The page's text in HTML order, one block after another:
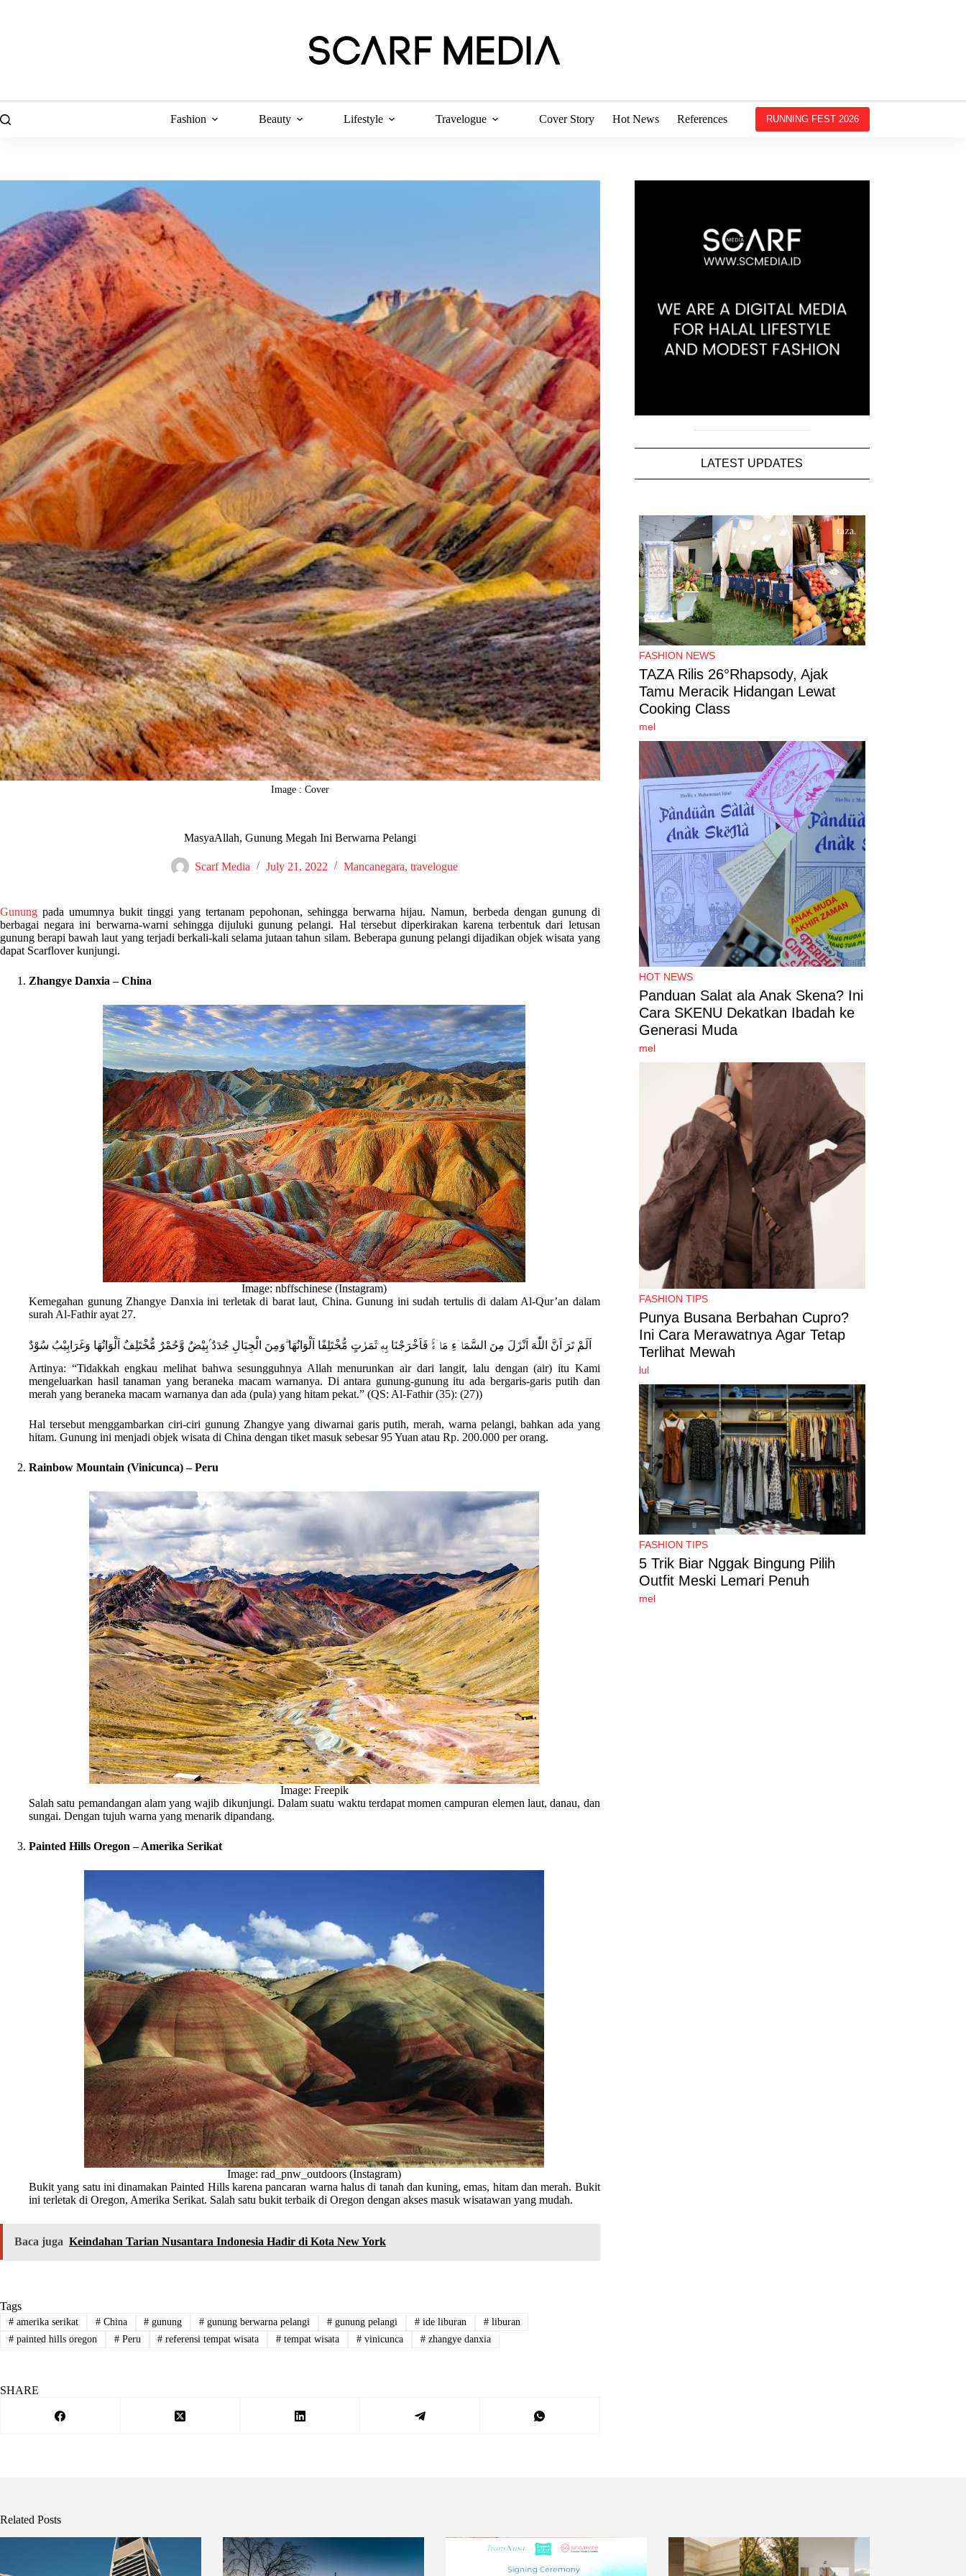
Fashion Beauty Lifestyle Travelogue Cover Story Hot News References RUNNING FEST 2026
Image : Cover
MasyaAllah, Gunung Megah Ini Berwarna Pelangi
Scarf Media July 21, 2022 Mancanegara, travelogue
Gunung pada umumnya bukit tinggi yang tertanam pepohonan, sehingga berwarna hijau. Namun, berbeda dengan gunung di
berbagai negara ini berwarna-warni sehingga dijuluki gunung pelangi. Hal tersebut diperkirakan karena terbentuk dari letusan
gunung berapi bawah laut yang terjadi berkali-kali selama jutaan tahun silam. Beberapa gunung pelangi dijadikan objek wisata yang
dapat Scarflover kunjungi.
Zhangye Danxia – China
Image: nbffschinese (Instagram)
Kemegahan gunung Zhangye Danxia ini terletak di barat laut, China. Gunung ini sudah tertulis di dalam Al-Qur’an dalam
surah Al-Fathir ayat 27.
اَلَمْ تَرَ اَنَّ اللّٰهَ اَنْزَلَ مِنَ السَّمَاۤءِ مَاۤءًۚ فَاَخْرَجْنَا بِهٖ ثَمَرٰتٍ مُّخْتَلِفًا اَلْوَانُهَا ۗوَمِنَ الْجِبَالِ جُدَدٌ ۢبِيْضٌ وَّحُمْرٌ مُّخْتَلِفٌ اَلْوَانُهَا وَغَرَابِيْبُ سُوْدٌ
Artinya: “Tidakkah engkau melihat bahwa sesungguhnya Allah menurunkan air dari langit, lalu dengan (air) itu Kami
mengeluarkan hasil tanaman yang beraneka macam warnanya. Di antara gunung-gunung itu ada bergaris-garis putih dan
merah yang beraneka macam warnanya dan ada (pula) yang hitam pekat.” (QS: Al-Fathir (35): (27))
Hal tersebut menggambarkan ciri-ciri gunung Zhangye yang diwarnai garis putih, merah, warna pelangi, bahkan ada yang
hitam. Gunung ini menjadi objek wisata di China dengan tiket masuk sebesar 95 Yuan atau Rp. 200.000 per orang.
Rainbow Mountain (Vinicunca) – Peru
Image: Freepik
Salah satu pemandangan alam yang wajib dikunjungi. Dalam suatu waktu terdapat momen campuran elemen laut, danau, dan
sungai. Dengan tujuh warna yang menarik dipandang.
Painted Hills Oregon – Amerika Serikat
Image: rad_pnw_outdoors (Instagram)
Bukit yang satu ini dinamakan Painted Hills karena pancaran warna halus di tanah dan kuning, emas, hitam dan merah. Bukit
ini terletak di Oregon, Amerika Serikat. Salah satu bukit terbaik di Oregon dengan akses masuk wisatawan yang mudah.
Baca juga Keindahan Tarian Nusantara Indonesia Hadir di Kota New York
Tags
#amerika serikat #China # gunung # gunung berwarna pelangi # gunung pelangi #ide liburan #liburan
#painted hills oregon #Peru # referensi tempat wisata # tempat wisata # vinicunca #zhangye danxia
SHARE
LATEST UPDATES
FASHION NEWS
TAZA Rilis 26°Rhapsody, Ajak
Tamu Meracik Hidangan Lewat
Cooking Class
mel
HOT NEWS
Panduan Salat ala Anak Skena? Ini
Cara SKENU Dekatkan Ibadah ke
Generasi Muda
mel
FASHION TIPS
Punya Busana Berbahan Cupro?
Ini Cara Merawatnya Agar Tetap
Terlihat Mewah
lul
FASHION TIPS
5 Trik Biar Nggak Bingung Pilih
Outfit Meski Lemari Penuh
mel
Related Posts